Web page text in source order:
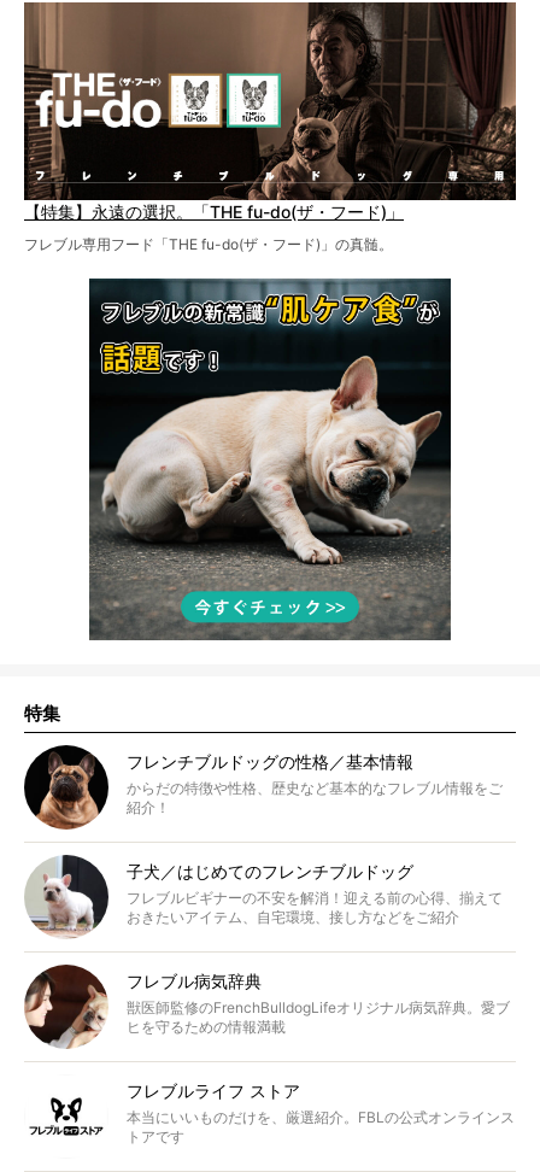
【特集】永遠の選択。「THE fu-do(ザ・フード)」
フレブル専用フード「THE fu-do(ザ・フード)」の真髄。
特集
フレンチブルドッグの性格／基本情報
からだの特徴や性格、歴史など基本的なフレブル情報をご
紹介！
子犬／はじめてのフレンチブルドッグ
フレブルビギナーの不安を解消！迎える前の心得、揃えて
おきたいアイテム、自宅環境、接し方などをご紹介
フレブル病気辞典
獣医師監修のFrenchBulldogLifeオリジナル病気辞典。愛ブ
ヒを守るための情報満載
フレブルライフ ストア
本当にいいものだけを、厳選紹介。FBLの公式オンラインス
トアです